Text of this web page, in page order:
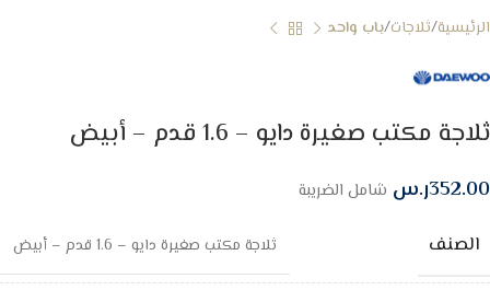
الرئيسية ثلاجات باب واحد
ثلاجة مكتب صغيرة دايو – 1.6 قدم – أبيض
352.00ر.س شامل الضريبة
الصنف ثلاجة مكتب صغيرة دايو – 1.6 قدم – أبيض